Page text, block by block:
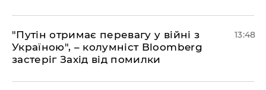
"Путін отримає перевагу у війні з
Україною", – колумніст Bloomberg
застеріг Захід від помилки
13:48